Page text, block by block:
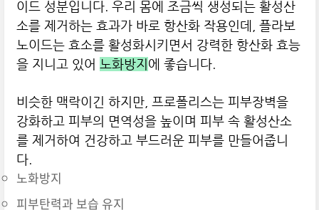
이드 성분입니다. 우리 몸에 조금씩 생성되는 활성산
소를 제거하는 효과가 바로 항산화 작용인데, 플라보
노이드는 효소를 활성화시키면서 강력한 항산화 효능
을 지니고 있어 노화방지 에 좋습니다.
비슷한 맥락이긴 하지만, 프로폴리스는 피부장벽을
강화하고 피부의 면역성을 높이며 피부 속 활성산소
를 제거하여 건강하고 부드러운 피부를 만들어줍니
다.
노화방지
피부탄력과 보습 유지